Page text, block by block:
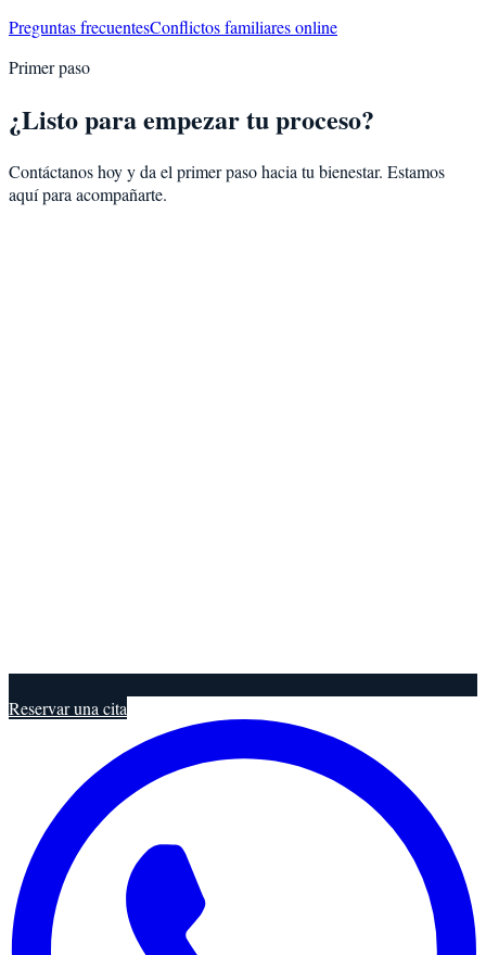
Preguntas frecuentesConflictos familiares online
Primer paso
¿Listo para empezar tu proceso?
Contáctanos hoy y da el primer paso hacia tu bienestar. Estamos
aquí para acompañarte.
Reservar una cita